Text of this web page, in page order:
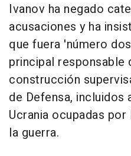
Ivanov ha negado
acusaciones y ha
que fuera 'número
principal
construcción
de Defensa, incluidos
Ucrania ocupadas
la guerra.